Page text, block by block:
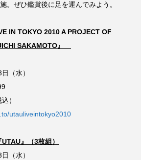
。ぜひ鑑賞後に足を運んでみよう。
IN TOKYO 2010 A PROJECT OF
SAKAMOTO』
（水）
）
utauliveintokyo2010
』（3枚組）
（水）